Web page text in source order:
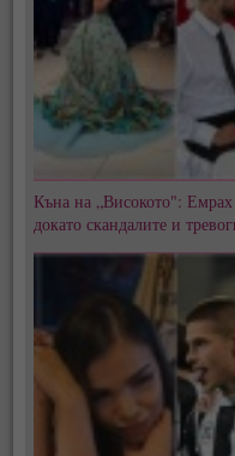
Къна на „Високото":
докато скандалите и